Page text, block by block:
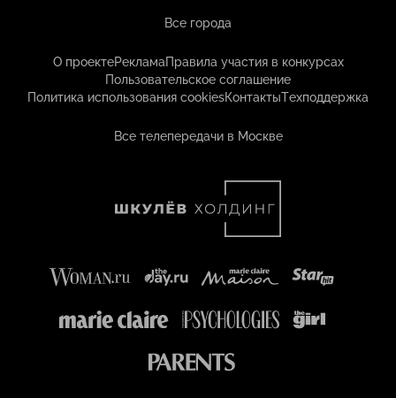
Все города
О проектеРекламаПравила участия в конкурсах
Пользовательское соглашение
Политика использования cookiesКонтактыТехподдержка
Все телепередачи в Москве